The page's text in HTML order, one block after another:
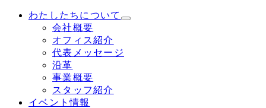
わたしたちについて
会社概要
オフィス紹介
代表メッセージ
沿革
事業概要
スタッフ紹介
イベント情報